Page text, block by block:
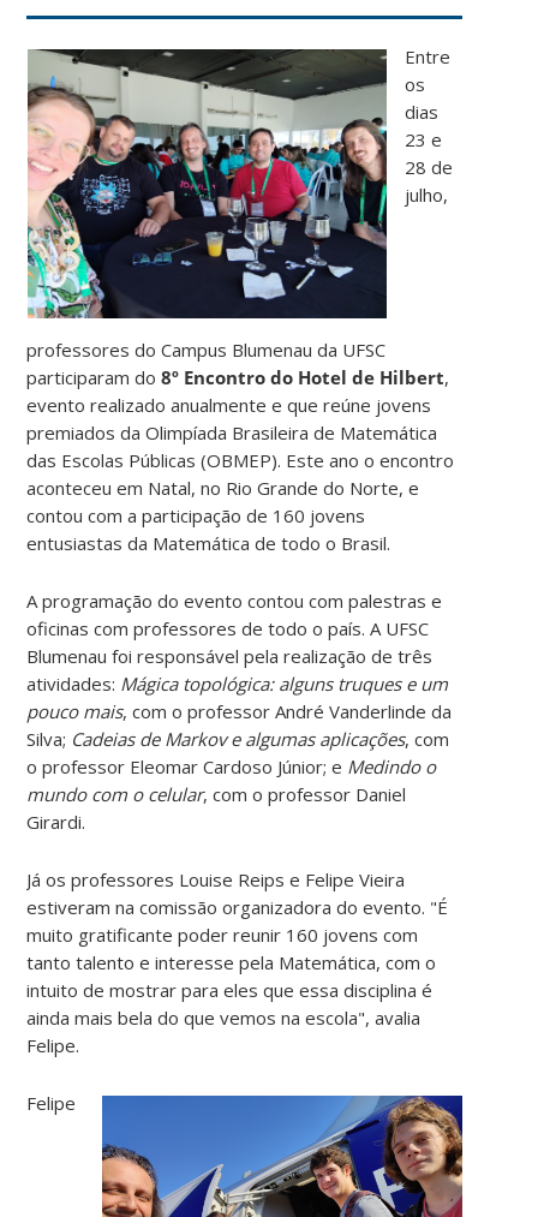
Entre
os
dias
23 e
28 de
julho,
professores do Campus Blumenau da UFSC
participaram do8º Encontro do Hotel de Hilbert,
evento realizado anualmente e que reúne jovens
premiados da Olimpíada Brasileira de Matemática
das Escolas Públicas (OBMEP). Este ano o encontro
aconteceu em Natal, no Rio Grande do Norte, e
contou com a participação de 160 jovens
entusiastas da Matemática de todo o Brasil.
A programação do evento contou com palestras e
oficinas com professores de todo o país. A UFSC
Blumenau foi responsável pela realização de três
atividades: Mágica topológica: alguns truques e um
pouco mais, com o professor André Vanderlinde da
Silva; Cadeias de Markov e algumas aplicações, com
o professor Eleomar Cardoso Júnior; e Medindo o
mundo com o celular, com o professor Daniel
Girardi.
Já os professores Louise Reips e Felipe Vieira
estiveram na comissão organizadora do evento. "É
muito gratificante poder reunir 160 jovens com
tanto talento e interesse pela Matemática, com o
intuito de mostrar para eles que essa disciplina é
ainda mais bela do que vemos na escola", avalia
Felipe.
Felipe